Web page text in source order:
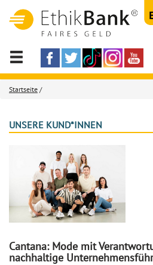
Startseite /
UNSERE KUND*INNEN
Cantana: Mode mit
nachhaltige